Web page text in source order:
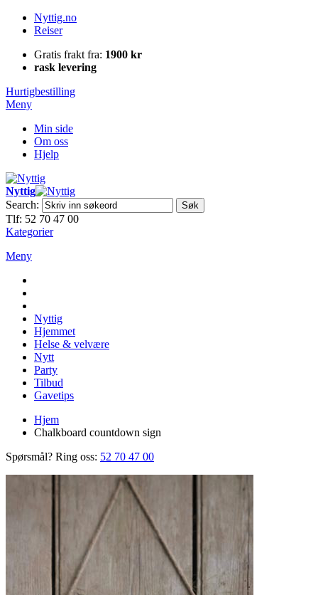
Nyttig.no
Reiser
Gratis frakt fra: 1900 kr
rask levering
Hurtigbestilling
Meny
Min side
Om oss
Hjelp
Nyttig
Search:
Søk
Tlf: 52 70 47 00
Kategorier
Meny
Nyttig
Hjemmet
Helse & velvære
Nytt
Party
Tilbud
Gavetips
Hjem
Chalkboard countdown sign
Spørsmål? Ring oss: 52 70 47 00